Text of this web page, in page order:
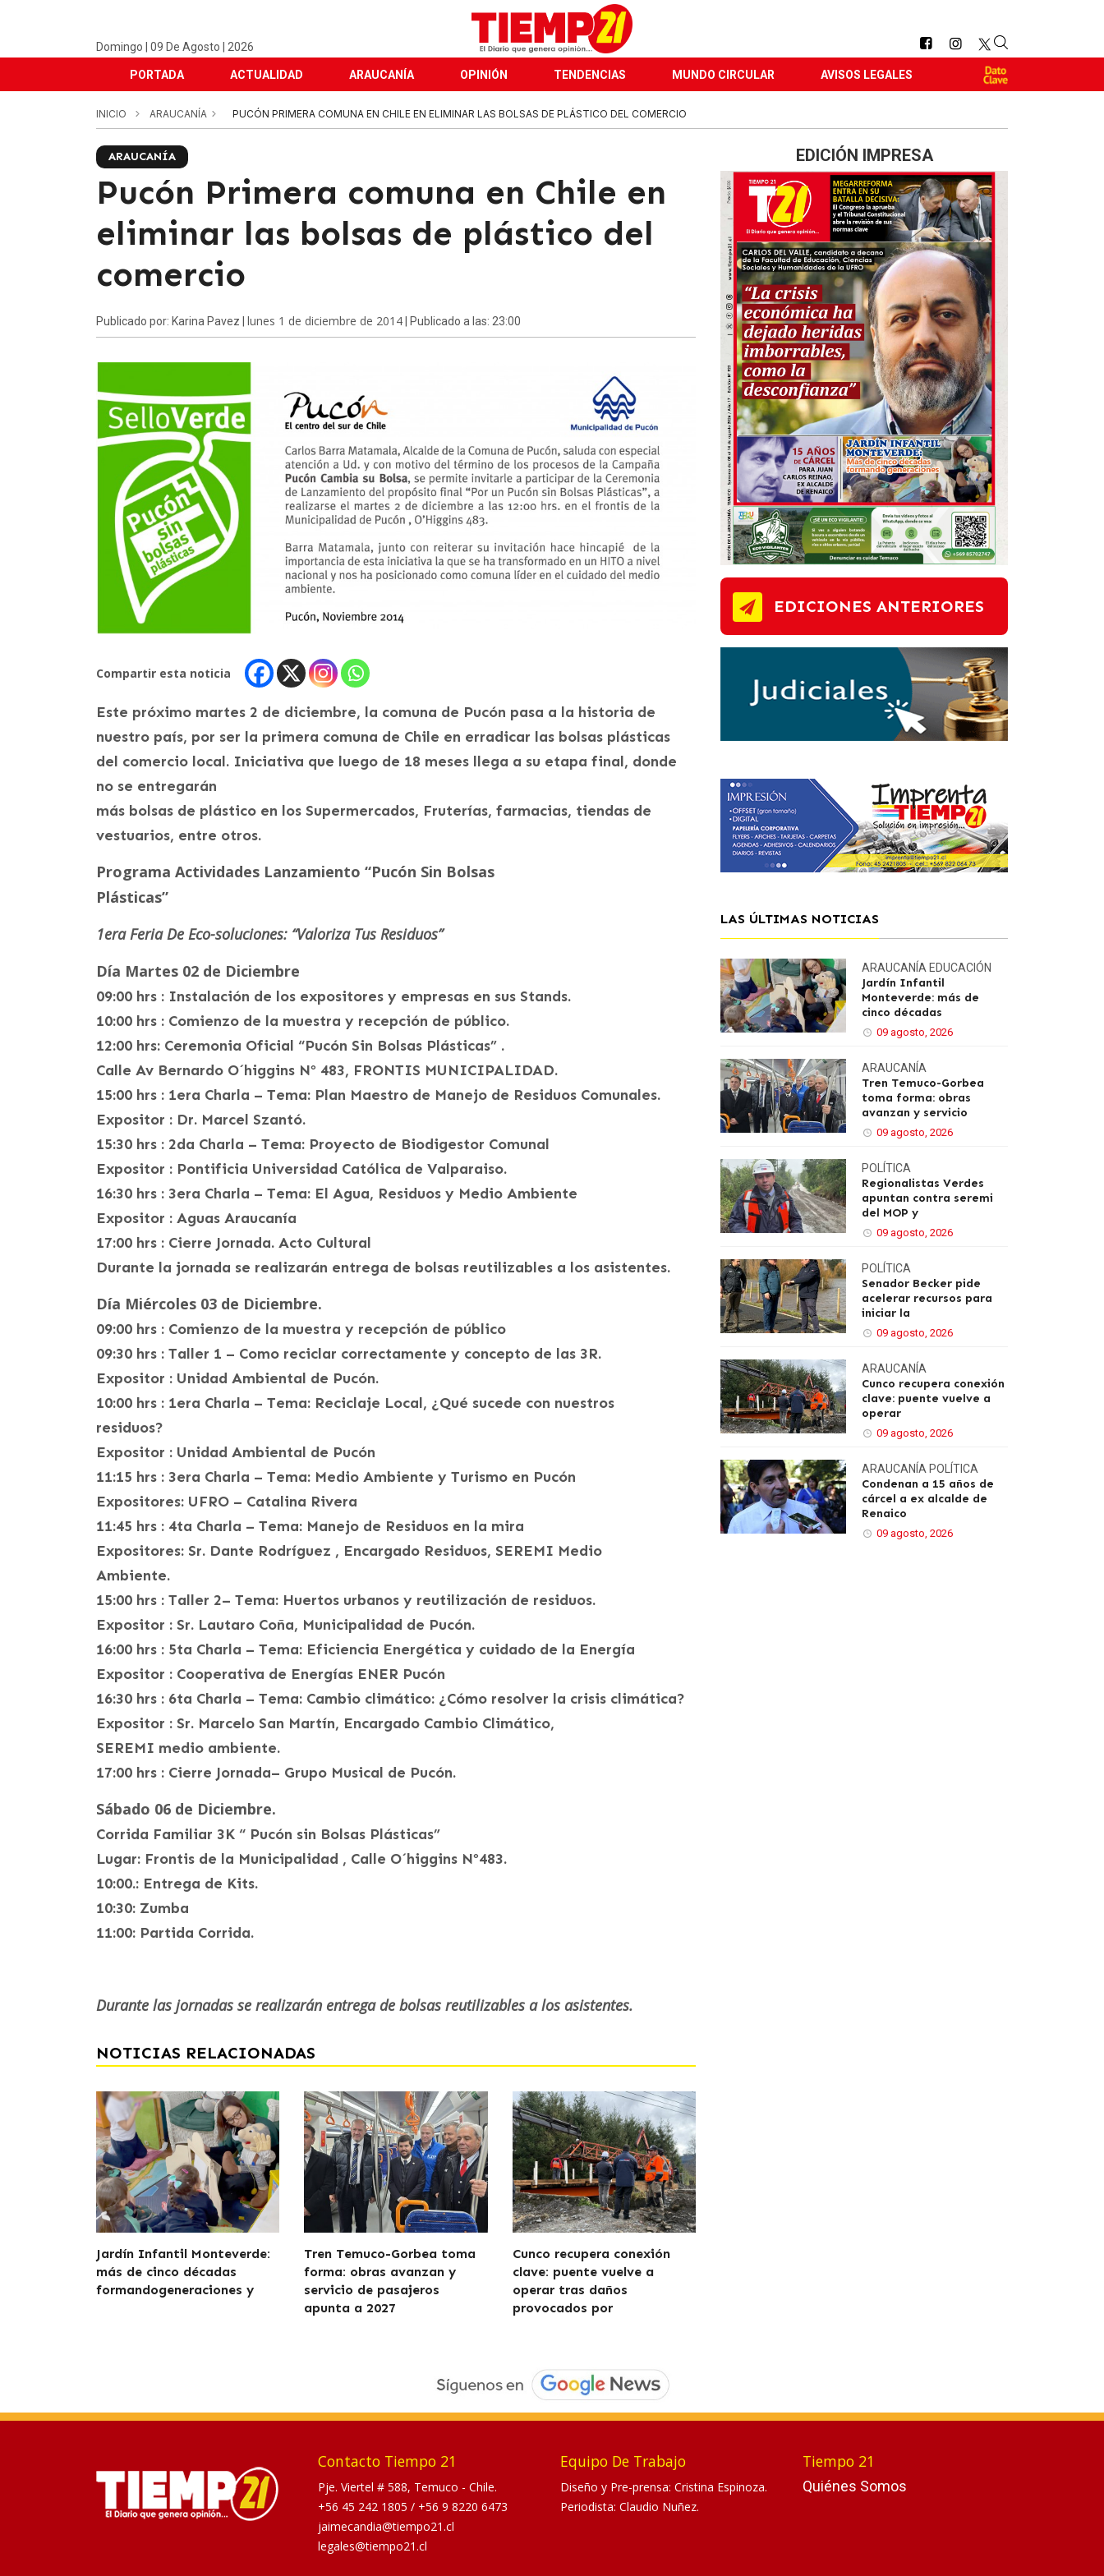
Domingo | 09 De Agosto | 2026
PORTADA ACTUALIDAD ARAUCANÍA OPINIÓN TENDENCIAS MUNDO CIRCULAR AVISOS LEGALES
INICIO ARAUCANÍA PUCÓN PRIMERA COMUNA EN CHILE EN ELIMINAR LAS BOLSAS DE PLÁSTICO DEL COMERCIO
ARAUCANÍA
Pucón Primera comuna en Chile en
eliminar las bolsas de plástico del
comercio
Publicado por: Karina Pavez | lunes 1 de diciembre de 2014 | Publicado a las: 23:00
Compartir esta noticia
Este próximo martes 2 de diciembre, la comuna de Pucón pasa a la historia de
nuestro país, por ser la primera comuna de Chile en erradicar las bolsas plásticas
del comercio local. Iniciativa que luego de 18 meses llega a su etapa final, donde
no se entregarán
​más bolsas de plástico en los Supermercados, Fruterías, farmacias, tiendas de
vestuarios, entre otros.
Programa Actividades Lanzamiento “Pucón Sin Bolsas
Plásticas”
1era Feria De Eco-soluciones: “Valoriza Tus Residuos”
Día Martes 02 de Diciembre
09:00 hrs : Instalación de los expositores y empresas en sus Stands.
10:00 hrs : Comienzo de la muestra y recepción de público.
12:00 hrs: Ceremonia Oficial “Pucón Sin Bolsas Plásticas” .
Calle Av Bernardo O´higgins Nº 483, FRONTIS MUNICIPALIDAD.
15:00 hrs : 1era Charla – Tema: Plan Maestro de Manejo de Residuos Comunales.
Expositor : Dr. Marcel Szantó.
15:30 hrs : 2da Charla – Tema: Proyecto de Biodigestor Comunal
Expositor : Pontificia Universidad Católica de Valparaiso.
16:30 hrs : 3era Charla – Tema: El Agua, Residuos y Medio Ambiente
Expositor : Aguas Araucanía
17:00 hrs : Cierre Jornada. Acto Cultural
Durante la jornada se realizarán entrega de bolsas reutilizables a los asistentes.
Día Miércoles 03 de Diciembre.
09:00 hrs : Comienzo de la muestra y recepción de público
09:30 hrs : Taller 1 – Como reciclar correctamente y concepto de las 3R.
Expositor : Unidad Ambiental de Pucón.
10:00 hrs : 1era Charla – Tema: Reciclaje Local, ¿Qué sucede con nuestros
residuos?
Expositor : Unidad Ambiental de Pucón
11:15 hrs : 3era Charla – Tema: Medio Ambiente y Turismo en Pucón
Expositores: UFRO – Catalina Rivera
11:45 hrs : 4ta Charla – Tema: Manejo de Residuos en la mira
Expositores: Sr. Dante Rodríguez , Encargado Residuos, SEREMI Medio
Ambiente.
15:00 hrs : Taller 2– Tema: Huertos urbanos y reutilización de residuos.
Expositor : Sr. Lautaro Coña, Municipalidad de Pucón.
16:00 hrs : 5ta Charla – Tema: Eficiencia Energética y cuidado de la Energía
Expositor : Cooperativa de Energías ENER Pucón
16:30 hrs : 6ta Charla – Tema: Cambio climático: ¿Cómo resolver la crisis climática?
Expositor : Sr. Marcelo San Martín, Encargado Cambio Climático,
SEREMI medio ambiente.
17:00 hrs : Cierre Jornada– Grupo Musical de Pucón.
Sábado 06 de Diciembre.
Corrida Familiar 3K “ Pucón sin Bolsas Plásticas”
Lugar: Frontis de la Municipalidad , Calle O´higgins Nº483.
10:00.: Entrega de Kits.
10:30: Zumba
11:00: Partida Corrida.
Durante las jornadas se realizarán entrega de bolsas reutilizables a los asistentes.
NOTICIAS RELACIONADAS
Jardín Infantil Monteverde:
más de cinco décadas
formandogeneraciones y
Tren Temuco-Gorbea toma
forma: obras avanzan y
servicio de pasajeros
apunta a 2027
Cunco recupera conexión
clave: puente vuelve a
operar tras daños
provocados por
EDICIÓN IMPRESA
EDICIONES ANTERIORES
LAS ÚLTIMAS NOTICIAS
ARAUCANÍA EDUCACIÓN
Jardín Infantil
Monteverde: más de
cinco décadas
09 agosto, 2026
ARAUCANÍA
Tren Temuco-Gorbea
toma forma: obras
avanzan y servicio
09 agosto, 2026
POLÍTICA
Regionalistas Verdes
apuntan contra seremi
del MOP y
09 agosto, 2026
POLÍTICA
Senador Becker pide
acelerar recursos para
iniciar la
09 agosto, 2026
ARAUCANÍA
Cunco recupera conexión
clave: puente vuelve a
operar
09 agosto, 2026
ARAUCANÍA POLÍTICA
Condenan a 15 años de
cárcel a ex alcalde de
Renaico
09 agosto, 2026
Contacto Tiempo 21
Pje. Viertel # 588, Temuco - Chile.
+56 45 242 1805 / +56 9 8220 6473
jaimecandia@tiempo21.cl
legales@tiempo21.cl
Equipo De Trabajo
Diseño y Pre-prensa: Cristina Espinoza.
Periodista: Claudio Nuñez.
Tiempo 21
Quiénes Somos